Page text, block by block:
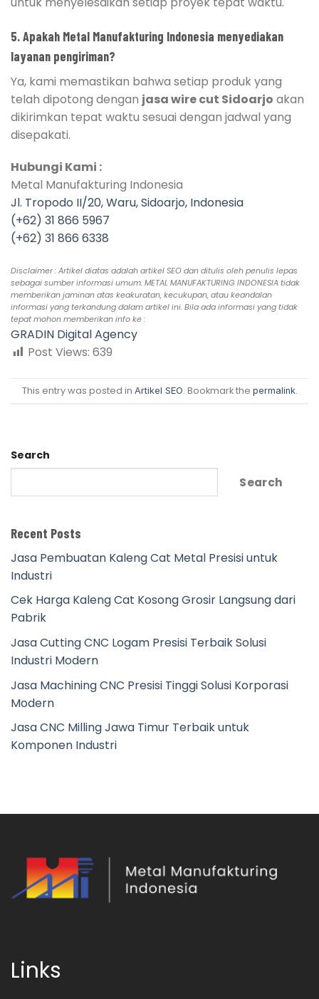
5. Apakah Metal Manufakturing Indonesia menyediakan
layanan pengiriman?
Ya, kami memastikan bahwa setiap produk yang
telah dipotong dengan jasa wire cut Sidoarjo akan
dikirimkan tepat waktu sesuai dengan jadwal yang
disepakati.
Hubungi Kami :
Metal Manufakturing Indonesia
Jl. Tropodo II/20, Waru, Sidoarjo, Indonesia
(+62) 31 866 5967
(+62) 31 866 6338
Disclaimer : Artikel diatas adalah artikel SEO dan ditulis oleh penulis lepas
sebagai sumber informasi umum. METAL MANUFAKTURING INDONESIA tidak
memberikan jaminan atas keakuratan, kecukupan, atau keandalan
informasi yang terkandung dalam artikel ini. Bila ada informasi yang tidak
tepat mohon memberikan info ke :
GRADIN Digital Agency
Post Views: 639
This entry was posted in Artikel SEO. Bookmark the permalink.
Search
Search
Recent Posts
Jasa Pembuatan Kaleng Cat Metal Presisi untuk
Industri
Cek Harga Kaleng Cat Kosong Grosir Langsung dari
Pabrik
Jasa Cutting CNC Logam Presisi Terbaik Solusi
Industri Modern
Jasa Machining CNC Presisi Tinggi Solusi Korporasi
Modern
Jasa CNC Milling Jawa Timur Terbaik untuk
Komponen Industri
Links